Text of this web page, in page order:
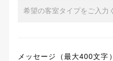
メッセージ（最大400文字）